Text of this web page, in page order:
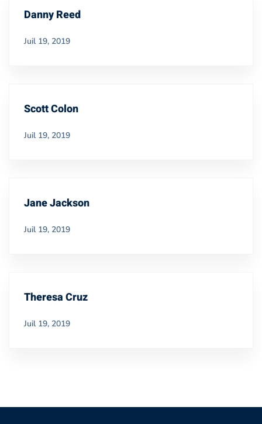
Danny Reed
Juil 19, 2019
Scott Colon
Juil 19, 2019
Jane Jackson
Juil 19, 2019
Theresa Cruz
Juil 19, 2019